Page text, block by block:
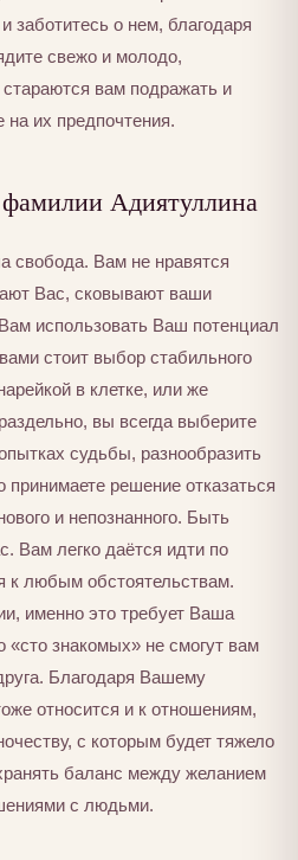
заботитесь о нем, благодаря
свежо и молодо,
вам подражать и
их предпочтения.
Адиятуллина
свобода. Вам не нравятся
Вас, сковывают ваши
использовать Ваш потенциал
стоит выбор стабильного
в клетке, или же
вы всегда выберите
судьбы, разнообразить
решение отказаться
и непознанного. Быть
Вам легко даётся идти по
к любым обстоятельствам.
именно это требует Ваша
«сто знакомых» не смогут вам
Благодаря Вашему
относится и к отношениям,
с которым будет тяжело
баланс между желанием
с людьми.